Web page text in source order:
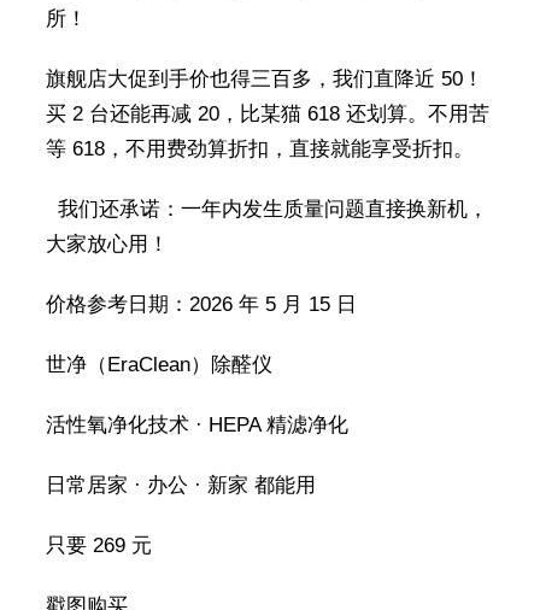
所！
旗舰店大促到手价也得三百多，我们直降近 50！
买 2 台还能再减 20，比某猫 618 还划算。不用苦
等 618，不用费劲算折扣，直接就能享受折扣。
我们还承诺：一年内发生质量问题直接换新机，
大家放心用！
价格参考日期：2026 年 5 月 15 日
世净（EraClean）除醛仪
活性氧净化技术 · HEPA 精滤净化
日常居家 · 办公 · 新家 都能用
只要 269 元